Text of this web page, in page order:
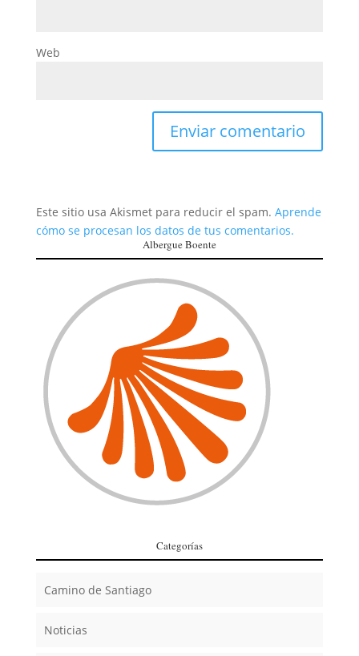
Web
Este sitio usa Akismet para reducir el spam. Aprende
cómo se procesan los datos de tus comentarios.
Albergue Boente
Categorías
Camino de Santiago
Noticias